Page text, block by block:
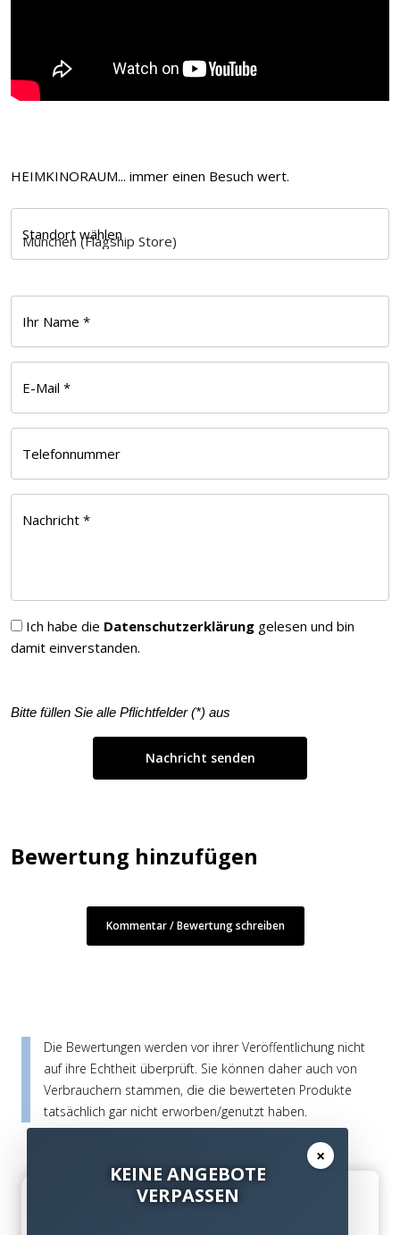
HEIMKINORAUM... immer einen Besuch wert.
Standort wählen
Ihr Name *
E-Mail *
Telefonnummer
Nachricht *
Ich habe die Datenschutzerklärung gelesen und bin
damit einverstanden.
Bitte füllen Sie alle Pflichtfelder (*) aus
Bewertung hinzufügen
Kommentar / Bewertung schreiben
Die Bewertungen werden vor ihrer Veröffentlichung nicht
auf ihre Echtheit überprüft. Sie können daher auch von
Verbrauchern stammen, die die bewerteten Produkte
tatsächlich gar nicht erworben/genutzt haben.
×
KEINE ANGEBOTE
VERPASSEN